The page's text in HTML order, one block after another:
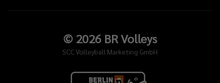
© 2026BR Volleys
SCC Volleyball Marketing GmbH